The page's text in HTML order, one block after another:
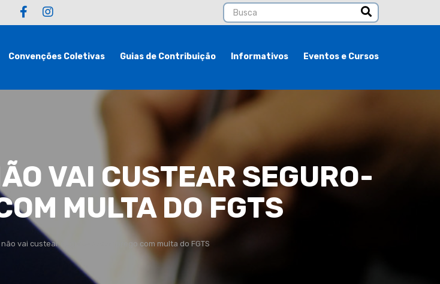
Convenções Coletivas Guias de Contribuição Informativos Eventos e Cursos
VAI CUSTEAR SEGURO-
MULTA DO FGTS
vai custear seguro-desemprego com multa do FGTS